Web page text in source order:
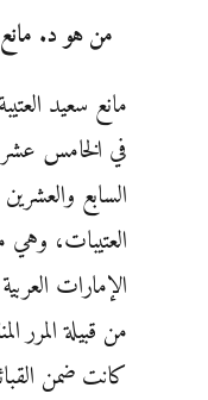
من هو د. مانع
مانع سعيد
السابع
العتيبات،
الإمارات
من قبيلة المرر
كانت ضمن